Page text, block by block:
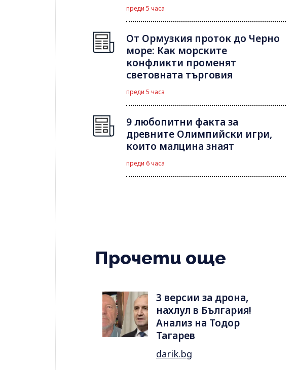
преди 5 часа
От Ормузкия проток до Черно
море: Как морските
конфликти променят
световната търговия
преди 5 часа
9 любопитни факта за
древните Олимпийски игри,
които малцина знаят
преди 6 часа
Прочети още
3 версии за дрона,
нахлул в България!
Анализ на Тодор
Тагарев
darik.bg